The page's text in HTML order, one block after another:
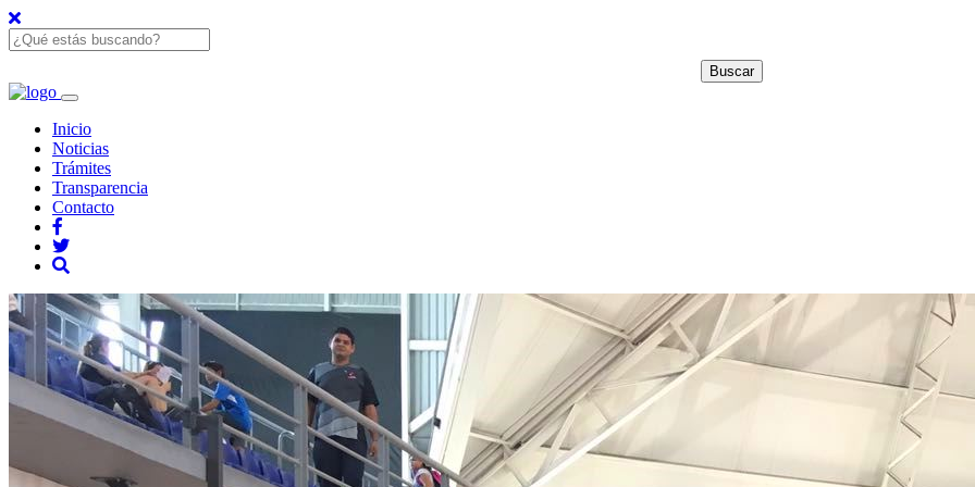
Inicio
Noticias
Trámites
Transparencia
Contacto